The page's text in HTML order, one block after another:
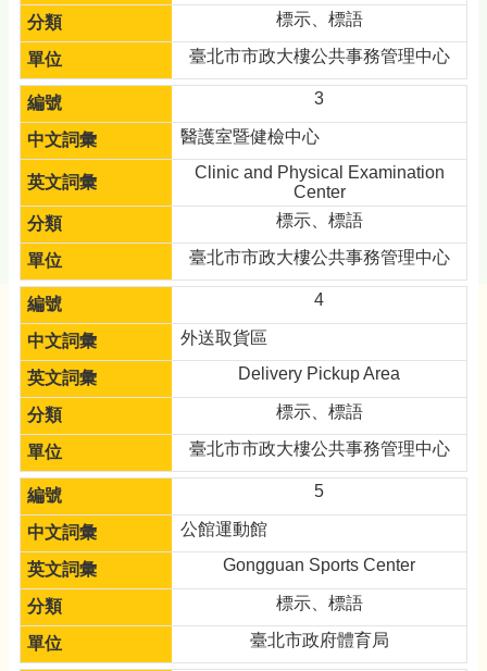
標示、標語
臺北市市政大樓公共事務管理中心
3
醫護室暨健檢中心
Clinic and Physical Examination
Center
標示、標語
臺北市市政大樓公共事務管理中心
4
外送取貨區
Delivery Pickup Area
標示、標語
臺北市市政大樓公共事務管理中心
5
公館運動館
Gongguan Sports Center
標示、標語
臺北市政府體育局